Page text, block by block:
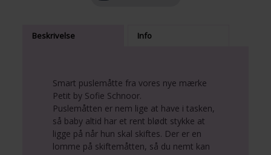
Beskrivelse Info
Smart puslemåtte fra vores nye mærke
Petit by Sofie Schnoor.
Puslemåtten er nem lige at have i tasken,
så baby altid har et rent blødt stykke at
ligge på når hun skal skiftes. Der er en
lomme på skiftemåtten, så du nemt kan